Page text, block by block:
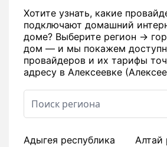
Хотите узнать, какие
подключают домашний
доме? Выберите регион →
дом — и мы покажем
провайдеров и их тарифы
адресу в Алексеевке
Адыгея республика Алтай